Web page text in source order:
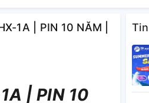
1A | PIN 10 NĂM |
| PIN 10